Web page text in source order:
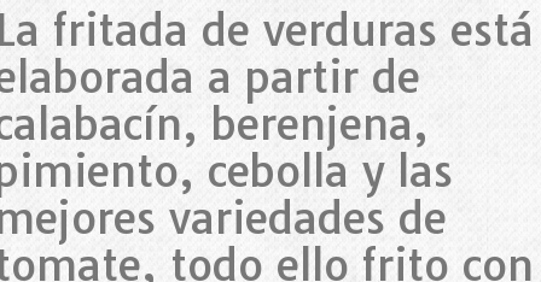
fritada de verduras está
a partir de
berenjena,
cebolla y las
variedades de
todo ello frito con